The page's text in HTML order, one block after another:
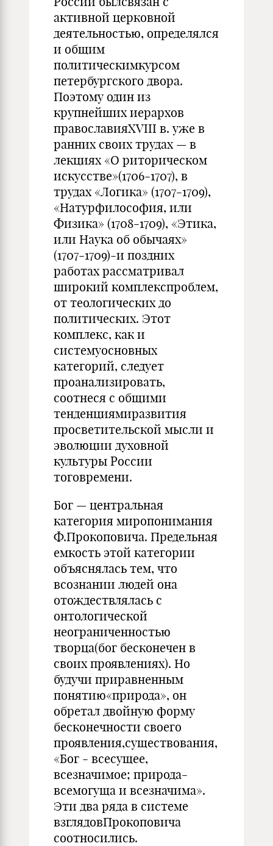
активной церковной
деятельностью, определялся
и общим
политическимкурсом
петербургского двора.
Поэтому один из
крупнейших иерархов
православияXVIII в. уже в
ранних своих трудах — в
лекциях «О риторическом
искусстве»(1706-1707), в
трудах «Логика» (1707-1709),
«Натурфилософия, или
Физика» (1708-1709), «Этика,
или Наука об обычаях»
(1707-1709)-и поздних
работах рассматривал
широкий комплекспроблем,
от теологических до
политических. Этот
комплекс, как и
системуосновных
категорий, следует
проанализировать,
соотнеся с общими
тенденциямиразвития
просветительской мысли и
эволюции духовной
культуры России
тоговремени.
Бог — центральная
категория миропонимания
Ф.Прокоповича. Предельная
емкость этой категории
объяснялась тем, что
всознании людей она
отождествлялась с
онтологической
неограниченностью
творца(бог бесконечен в
своих проявлениях). Но
будучи прирав­ненным
понятию«природа», он
обретал двойную форму
бесконеч­ности своего
проявления,существования,
«Бог - всесущее,
всезначимое; природа-
всемогуща и всезначима».
Эти два ряда в системе
взглядовПрокоповича
соотносились.